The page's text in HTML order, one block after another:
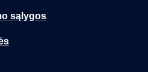
sąlygos